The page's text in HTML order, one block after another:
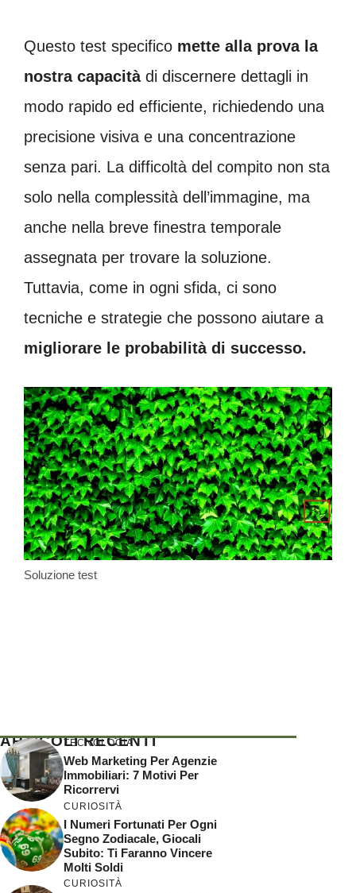
Questo test specifico mette alla prova la
nostra capacitàdi discernere dettagli in
modo rapido ed efficiente, richiedendo una
precisione visiva e una concentrazione
senza pari. La difficoltà del compito non sta
solo nella complessità dell’immagine, ma
anche nella breve finestra temporale
assegnata per trovare la soluzione.
Tuttavia, come in ogni sfida, ci sono
tecniche e strategie che possono aiutare a
migliorare le probabilità di successo.
Soluzione test
ARTICOLI RECENTI
TECNOLOGIA
Web Marketing Per Agenzie
Immobiliari: 7 Motivi Per
Ricorrervi
CURIOSITÀ
I Numeri Fortunati Per Ogni
Segno Zodiacale, Giocali
Subito: Ti Faranno Vincere
Molti Soldi
CURIOSITÀ